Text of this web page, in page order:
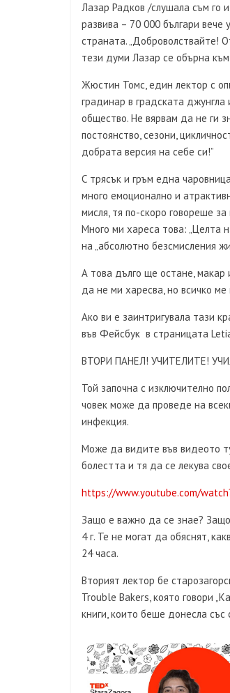
Лазар Радков /слушала съм го
развива – 70 000 българи вече
страната. „Доброволствайте!
тези думи Лазар се обърна
Жюстин Томс, един лектор с
градинар в градската
общество. Не вярвам да не ги
постоянство, сезони,
добрата версия на себе си!”
С трясък и гръм една
много емоционално и
мисля, тя по-скоро говореше
Много ми хареса това: „Целта
на „абсолютно безсмисления
А това дълго ще остане,
да не ми харесва, но всичко ме
Ако ви е заинтригувала тази
във Фейсбук в страницата
ВТОРИ ПАНЕЛ! УЧИТЕЛИТЕ!
Той започна с изключително
човек може да проведе на
инфекция.
Може да видите във видеото
болестта и тя да се лекува
https://www.youtube.com/
Защо е важно да се знае?
4 г. Те не могат да обяснят,
24 часа.
Вторият лектор бе
Trouble Bakers, която говори
книги, които беше донесла със